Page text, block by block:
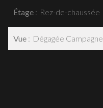
Étage Rez-de-chaussée
Vue Dégagée Campagne